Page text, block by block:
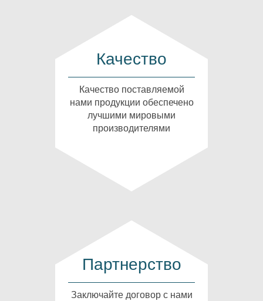
Качество
Качество поставляемой
нами продукции обеспечено
лучшими мировыми
производителями
Партнерство
Заключайте договор с нами